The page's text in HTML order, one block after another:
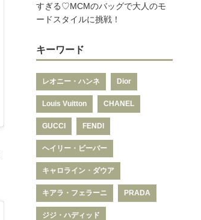
すぎる♡MCMのバッグで大人のモ
ードスタイルに挑戦！
キーワード
レオニー・ハンネ Dior
Louis Vuitton CHANEL
GUCCI FENDI
ヘイリー・ビーバー
キャロライン・ダウア
キアラ・フェラーニ PRADA
ジジ・ハディッド